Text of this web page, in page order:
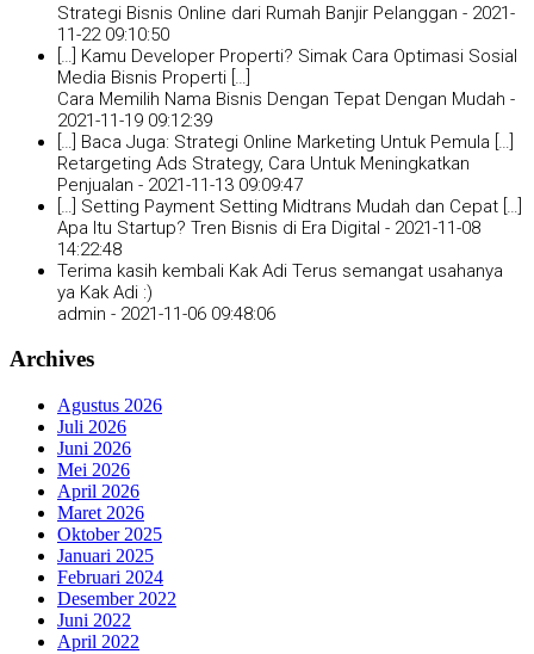
Strategi Bisnis Online dari Rumah Banjir Pelanggan - 2021-
11-22 09:10:50
[…] Kamu Developer Properti? Simak Cara Optimasi Sosial
Media Bisnis Properti […]
Cara Memilih Nama Bisnis Dengan Tepat Dengan Mudah -
2021-11-19 09:12:39
[…] Baca Juga: Strategi Online Marketing Untuk Pemula […]
Retargeting Ads Strategy, Cara Untuk Meningkatkan
Penjualan - 2021-11-13 09:09:47
[…] Setting Payment Setting Midtrans Mudah dan Cepat […]
Apa Itu Startup? Tren Bisnis di Era Digital - 2021-11-08
14:22:48
Terima kasih kembali Kak Adi Terus semangat usahanya
ya Kak Adi :)
admin - 2021-11-06 09:48:06
Archives
Agustus 2026
Juli 2026
Juni 2026
Mei 2026
April 2026
Maret 2026
Oktober 2025
Januari 2025
Februari 2024
Desember 2022
Juni 2022
April 2022